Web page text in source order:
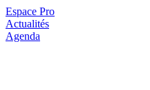
Espace Pro
Actualités
Agenda